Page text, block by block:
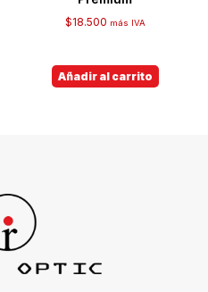
$18.500 más IVA
Añadir al carrito